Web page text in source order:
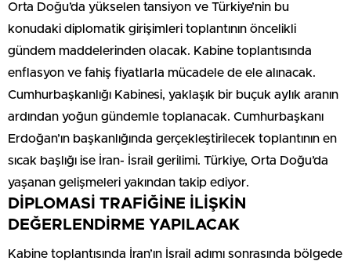
Orta Doğu’da yükselen tansiyon ve Türkiye’nin bu
konudaki diplomatik girişimleri toplantının öncelikli
gündem maddelerinden olacak. Kabine toplantısında
enflasyon ve fahiş fiyatlarla mücadele de ele alınacak.
Cumhurbaşkanlığı Kabinesi, yaklaşık bir buçuk aylık aranın
ardından yoğun gündemle toplanacak. Cumhurbaşkanı
Erdoğan’ın başkanlığında gerçekleştirilecek toplantının en
sıcak başlığı ise İran- İsrail gerilimi. Türkiye, Orta Doğu’da
yaşanan gelişmeleri yakından takip ediyor.
DİPLOMASİ TRAFİĞİNE İLİŞKİN
DEĞERLENDİRME YAPILACAK
Kabine toplantısında İran’ın İsrail adımı sonrasında bölgede